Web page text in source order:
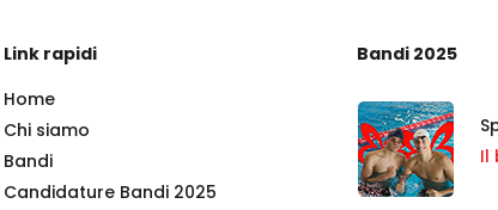
Link rapidi
Home
Chi siamo
Bandi
Candidature Bandi 2025
Bandi 2025
Il